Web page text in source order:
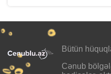
Bütün
Cənub